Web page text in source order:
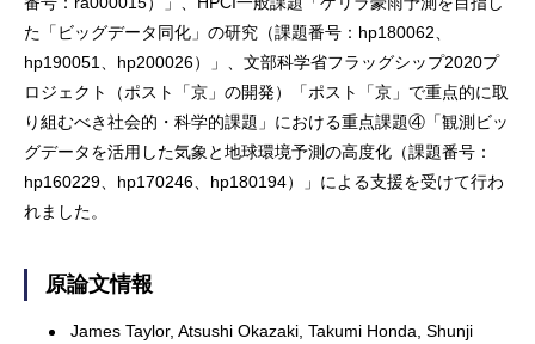
た「ビッグデータ同化」の研究（課題番号：hp180062、
hp190051、hp200026）」、文部科学省フラッグシップ2020プ
ロジェクト（ポスト「京」の開発）「ポスト「京」で重点的に取
り組むべき社会的・科学的課題」における重点課題④「観測ビッ
グデータを活用した気象と地球環境予測の高度化（課題番号：
hp160229、hp170246、hp180194）」による支援を受けて行わ
れました。
原論文情報
James Taylor, Atsushi Okazaki, Takumi Honda, Shunji